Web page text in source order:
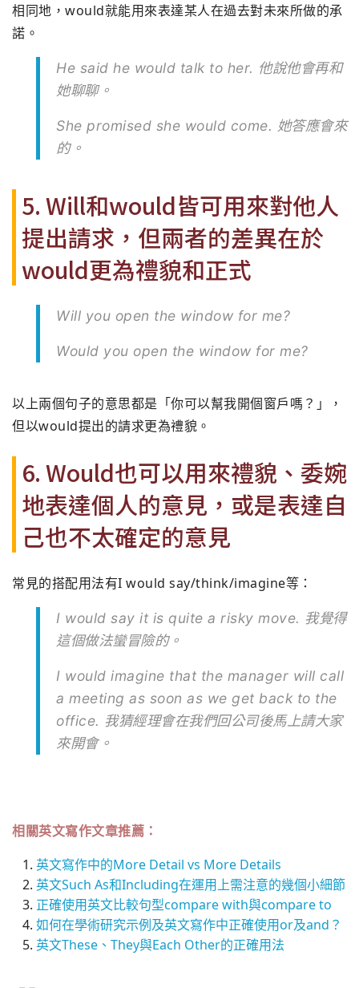
相同地，would就能用來表達某人在過去對未來所做的承
諾。
He said he would talk to her. 他說他會再和
她聊聊。
She promised she would come. 她答應會來
的。
5. Will和would皆可用來對他人
提出請求，但兩者的差異在於
would更為禮貌和正式
Will you open the window for me?
Would you open the window for me?
以上兩個句子的意思都是「你可以幫我開個窗戶嗎？」，
但以would提出的請求更為禮貌。
6. Would也可以用來禮貌、委婉
地表達個人的意見，或是表達自
己也不太確定的意見
常見的搭配用法有I would say/think/imagine等：
I would say it is quite a risky move. 我覺得
這個做法蠻冒險的。
I would imagine that the manager will call
a meeting as soon as we get back to the
office. 我猜經理會在我們回公司後馬上請大家
來開會。
相關英文寫作文章推薦：
英文寫作中的More Detail vs More Details
英文Such As和Including在運用上需注意的幾個小細節
正確使用英文比較句型compare with與compare to
如何在學術研究示例及英文寫作中正確使用or及and？
英文These、They與Each Other的正確用法